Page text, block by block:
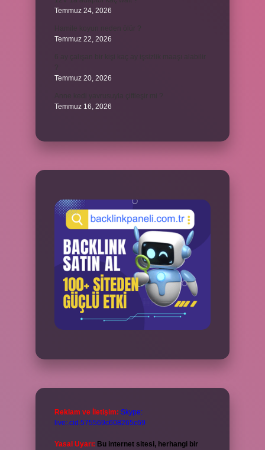
Temmuz 24, 2026
Temmuz 22, 2026
Temmuz 20, 2026
Temmuz 16, 2026
Reklam ve İletişim: Skype:
live:.cid.575569c608265c69
Yasal Uyarı: Bu internet sitesi, herhangi bir